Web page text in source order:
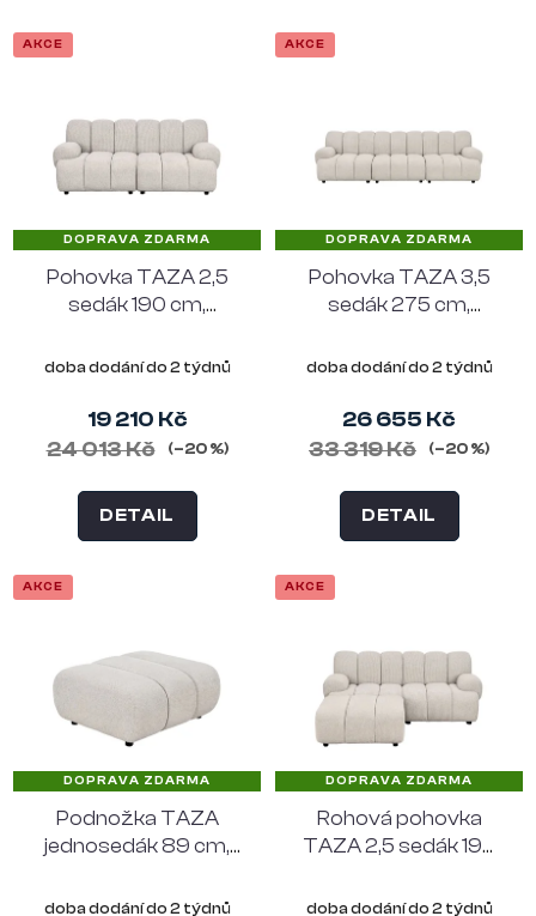
AKCE
DOPRAVA ZDARMA
Pohovka TAZA 2,5
sedák 190 cm,
doba dodání do 2 týdnů
19 210 Kč
24 013 Kč
(–20 %)
DETAIL
AKCE
DOPRAVA ZDARMA
Pohovka TAZA 3,5
sedák 275 cm,
doba dodání do 2 týdnů
26 655 Kč
33 319 Kč
(–20 %)
DETAIL
AKCE
DOPRAVA ZDARMA
Podnožka TAZA
jednosedák 89 cm,
doba dodání do 2 týdnů
AKCE
DOPRAVA ZDARMA
Rohová pohovka
TAZA 2,5 sedák 190
polyester, písková
doba dodání do 2 týdnů